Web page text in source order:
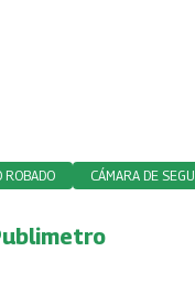
ROBADO CÁMARA DE